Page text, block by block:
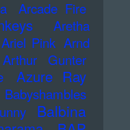
Arcade Fire
Aretha
Ariel Pink Arnd
Arthur Gunter
Azure Ray
Babyshambles
Balbina